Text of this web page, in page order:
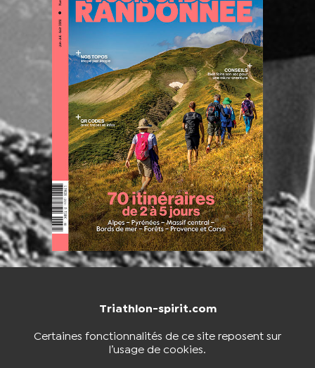
Triathlon-spirit.com
Certaines fonctionnalités de ce site reposent sur
l’usage de cookies.
NOUS CONTACTER BOUTIQUE